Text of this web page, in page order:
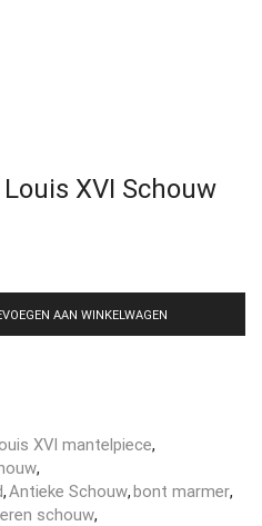
XVI Schouw
AAN WINKELWAGEN
XVI mantelpiece,
,
,Antieke Schouw,bont marmer,
schouw,